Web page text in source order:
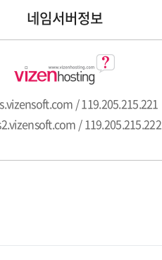
네임서버정보
/ 119.205.215.221
/ 119.205.215.222